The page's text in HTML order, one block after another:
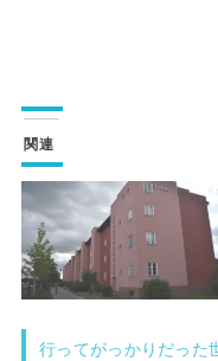
関連
行ってがっかりだった